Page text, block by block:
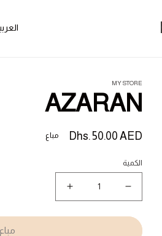
MY STORE
AZARAN
السعر
Dhs. 50.00 AED مباع
الكمية
كمية
AZARAN
زيادة
كمية
AZARAN
مباع